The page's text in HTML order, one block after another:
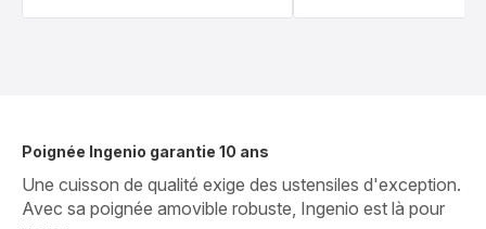
Poignée Ingenio garantie 10 ans
Une cuisson de qualité exige des ustensiles d'exception.
Avec sa poignée amovible robuste, Ingenio est là pour